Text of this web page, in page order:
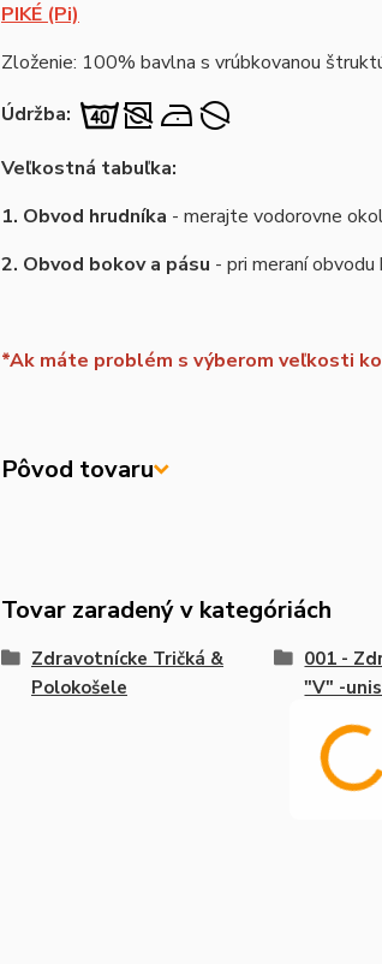
PIKÉ (Pi)
Zloženie: 100% bavlna s vrúbkovanou
Údržba:
Veľkostná tabuľka:
1. Obvod hrudníka - merajte vodorovne
2. Obvod bokov a pásu - pri meraní
*Ak máte problém s výberom veľkosti
Pôvod tovaru
Tovar zaradený v kategóriách
Zdravotnícke Tričká &
Polokošele
001 -
"V" -